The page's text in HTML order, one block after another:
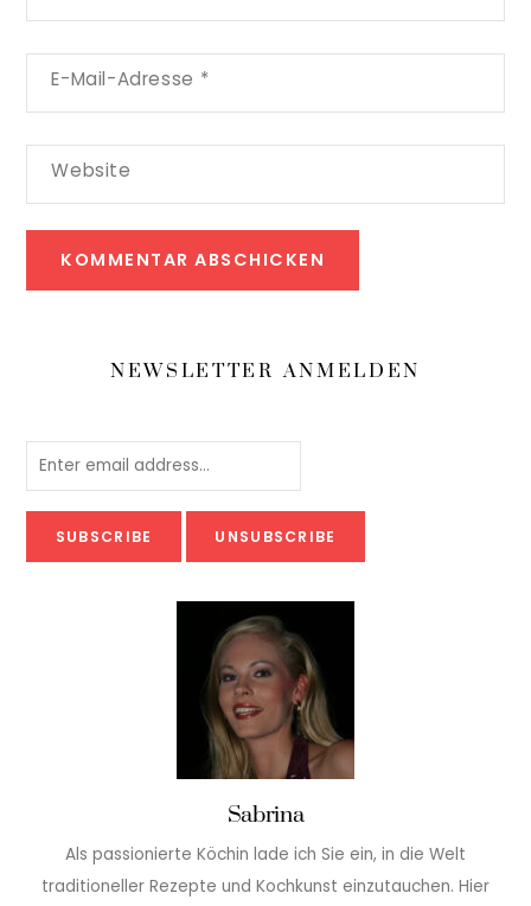
E-Mail-Adresse *
Website
NEWSLETTER ANMELDEN
Sabrina
Als passionierte Köchin lade ich Sie ein, in die Welt
traditioneller Rezepte und Kochkunst einzutauchen. Hier